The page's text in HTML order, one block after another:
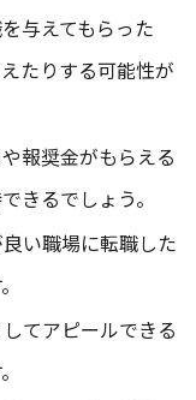
与えてもらった
たりする可能性が
報奨金がもらえる
きるでしょう。
い職場に転職した
てアピールできる